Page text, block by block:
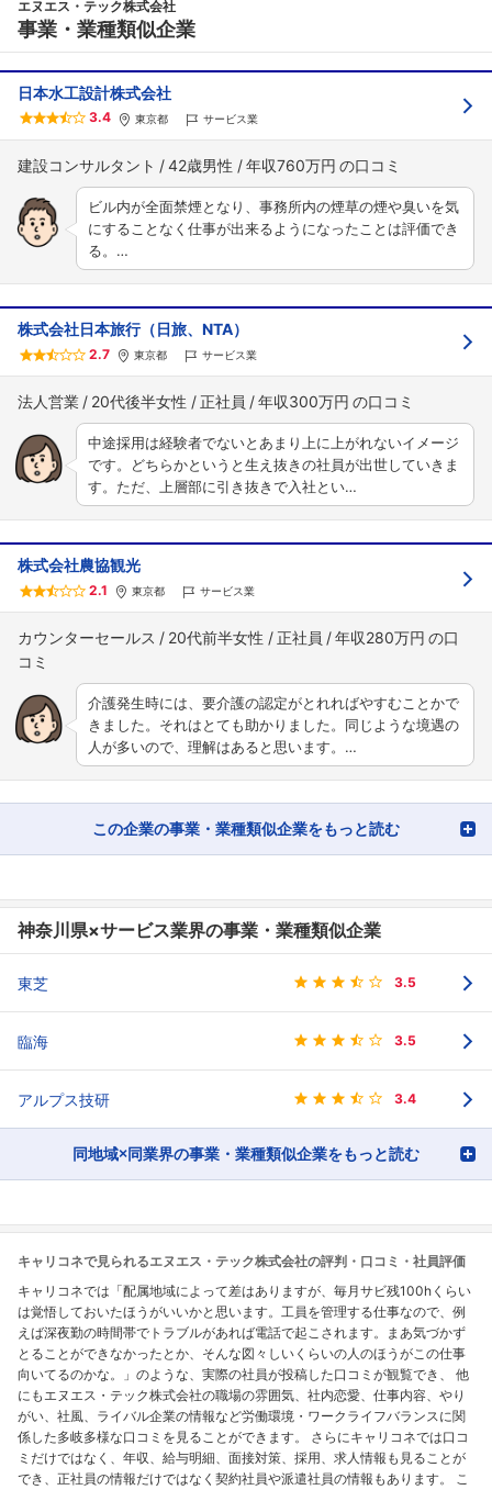
エヌエス・テック株式会社
事業・業種類似企業
日本水工設計株式会社
3.4 東京都 サービス業
建設コンサルタント 42歳男性 年収760万円
ビル内が全面禁煙となり、事務所内の煙草の煙や臭いを気
にすることなく仕事が出来るようになったことは評価でき
る。…
株式会社日本旅行（日旅、NTA）
2.7 東京都 サービス業
法人営業 20代後半女性 正社員 年収300万円
中途採用は経験者でないとあまり上に上がれないイメージ
です。どちらかというと生え抜きの社員が出世していきま
す。ただ、上層部に引き抜きで入社とい…
株式会社農協観光
2.1 東京都 サービス業
カウンターセールス 20代前半女性 正社員 年収280万円
介護発生時には、要介護の認定がとれればやすむことかで
きました。それはとても助かりました。同じような境遇の
人が多いので、理解はあると思います。…
この企業の事業・業種類似企業をもっと読む
神奈川県×サービス業界の事業・業種類似企業
東芝 3.5
臨海 3.5
アルプス技研 3.4
同地域×同業界の事業・業種類似企業をもっと読む
キャリコネで見られるエヌエス・テック株式会社の評判・口コミ・社員評価
キャリコネでは「配属地域によって差はありますが、毎月サビ残100hくらい
は覚悟しておいたほうがいいかと思います。工員を管理する仕事なので、例
えば深夜勤の時間帯でトラブルがあれば電話で起こされます。まあ気づかず
とることができなかったとか、そんな図々しいくらいの人のほうがこの仕事
向いてるのかな。」のような、実際の社員が投稿した口コミが観覧でき、 他
にもエヌエス・テック株式会社の職場の雰囲気、社内恋愛、仕事内容、やり
がい、社風、ライバル企業の情報など労働環境・ワークライフバランスに関
係した多岐多様な口コミを見ることができます。 さらにキャリコネでは口コ
ミだけではなく、年収、給与明細、面接対策、採用、求人情報も見ることが
でき、正社員の情報だけではなく契約社員や派遣社員の情報もあります。 こ